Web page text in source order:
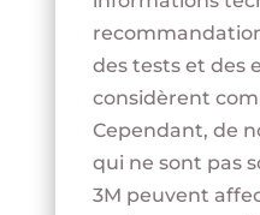
des tests et des
considèrent
Cependant, de
qui ne sont pas
3M peuvent